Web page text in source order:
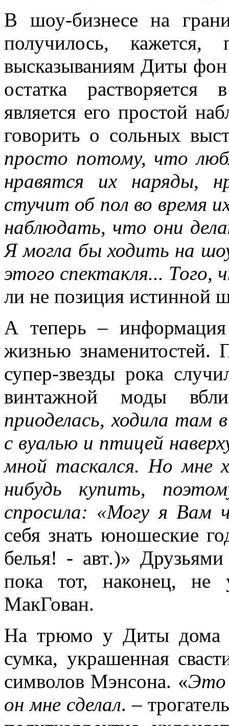
В шоу-бизнесе на
получилось,
высказываниям Диты
остатка
является его простой
говорить о сольных
просто потому, что
нравятся их наряды,
стучит об пол во время
наблюдать, что они
Я могла бы ходить на
этого спектакля... Того,
ли не позиция истинной
А теперь –
жизнью знаменитостей.
супер-звезды рока
винтажной моды
приоделась, ходила там
с вуалью и птицей
мной таскался. Но мне
нибудь купить,
спросила: «Могу я Вам
себя знать юношеские
белья! - авт.)» Друзьями
пока тот, наконец,
МакГован.
На трюмо у Диты дома
сумка, украшенная
символов Мэнсона. «Это
он мне сделал. –